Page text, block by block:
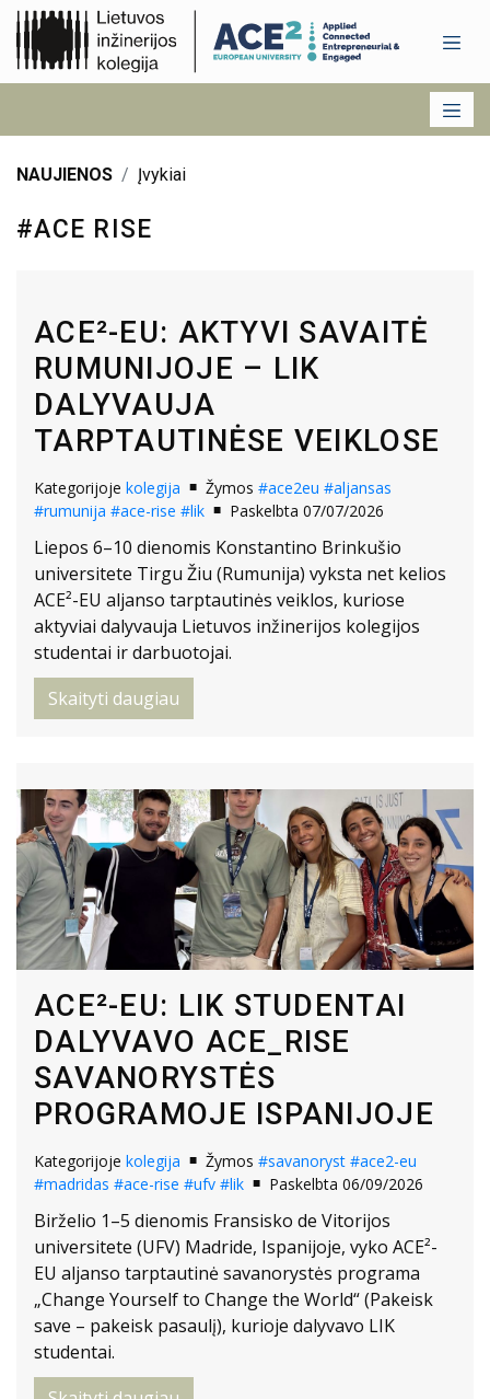
NAUJIENOS Įvykiai
#ACE RISE
ACE²-EU: AKTYVI SAVAITĖ
RUMUNIJOJE – LIK
DALYVAUJA
TARPTAUTINĖSE VEIKLOSE
Kategorijoje kolegija Žymos #ace2eu #aljansas
#rumunija #ace-rise #lik Paskelbta 07/07/2026
Liepos 6–10 dienomis Konstantino Brinkušio
universitete Tirgu Žiu (Rumunija) vyksta net kelios
ACE²-EU aljanso tarptautinės veiklos, kuriose
aktyviai dalyvauja Lietuvos inžinerijos kolegijos
studentai ir darbuotojai.
Skaityti daugiau
ACE²-EU: LIK STUDENTAI
DALYVAVO ACE_RISE
SAVANORYSTĖS
PROGRAMOJE ISPANIJOJE
Kategorijoje kolegija Žymos #savanoryst #ace2-eu
#madridas #ace-rise #ufv #lik Paskelbta 06/09/2026
Birželio 1–5 dienomis Fransisko de Vitorijos
universitete (UFV) Madride, Ispanijoje, vyko ACE²-
EU aljanso tarptautinė savanorystės programa
„Change Yourself to Change the World“ (Pakeisk
save – pakeisk pasaulį), kurioje dalyvavo LIK
studentai.